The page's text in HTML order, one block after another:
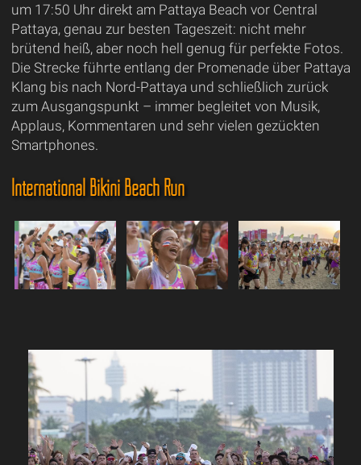
um 17:50 Uhr direkt am Pattaya Beach vor Central
Pattaya, genau zur besten Tageszeit: nicht mehr
brütend heiß, aber noch hell genug für perfekte Fotos.
Die Strecke führte entlang der Promenade über Pattaya
Klang bis nach Nord-Pattaya und schließlich zurück
zum Ausgangspunkt – immer begleitet von Musik,
Applaus, Kommentaren und sehr vielen gezückten
Smartphones.
International Bikini Beach Run